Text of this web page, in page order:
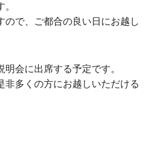
で、ご都合の良い日にお越し
会に出席する予定です。
非多くの方にお越しいただける